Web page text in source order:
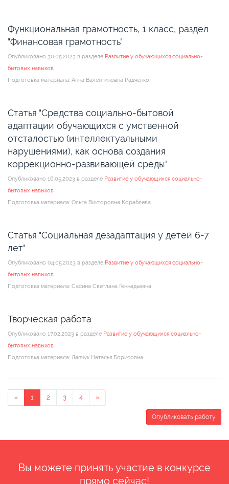
Функциональная грамотность, 1 класс, раздел
"Финансовая грамотность"
Опубликовано 30.05.2023 в разделе Развитие у обучающихся социально-
бытовых навыков
Подготовка материала: Анна Валентиновна Радченко
Статья "Средства социально-бытовой
адаптации обучающихся с умственной
отсталостью (интеллектуальными
нарушениями), как основа создания
коррекционно-развивающей среды"
Опубликовано 16.05.2023 в разделе Развитие у обучающихся социально-
бытовых навыков
Подготовка материала: Ольга Викторовна Кораблева
Статья "Социальная дезадаптация у детей 6-7
лет"
Опубликовано 04.05.2023 в разделе Развитие у обучающихся социально-
бытовых навыков
Подготовка материала: Сасина Светлана Геннадьевна
Творческая работа
Опубликовано 17.02.2023 в разделе Развитие у обучающихся социально-
бытовых навыков
Подготовка материала: Лапчук Наталья Борисовна
« 1 2 3 4 »
Опубликовать работу
Вы можете принять участие в конкурсе
прямо сейчас!